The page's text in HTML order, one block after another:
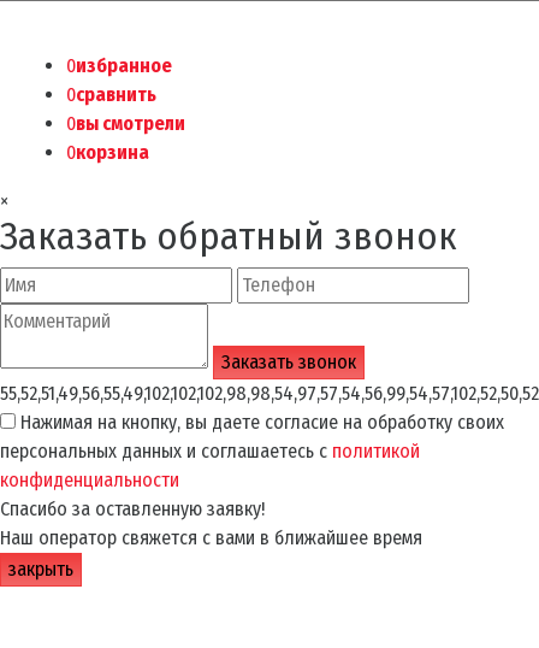
0избранное
0сравнить
0вы смотрели
0корзина
×
Заказать обратный звонок
Нажимая на кнопку, вы даете согласие на обработку своих
персональных данных и соглашаетесь с политикой
конфиденциальности
Спасибо за оставленную заявку!
Наш оператор свяжется с вами в ближайшее время
закрыть